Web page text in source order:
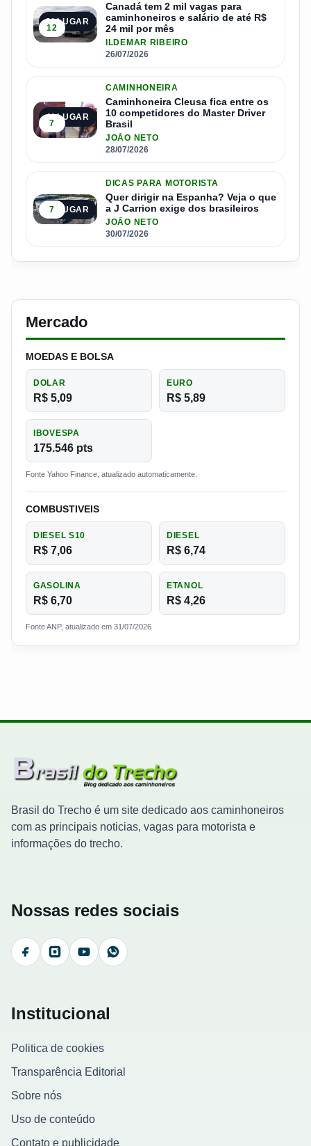
3º LUGAR
12
Canadá tem 2 mil vagas para
caminhoneiros e salário de até R$
24 mil por mês
ILDEMAR RIBEIRO
26/07/2026
4º LUGAR
7
CAMINHONEIRA
Caminhoneira Cleusa fica entre os
10 competidores do Master Driver
Brasil
JOÃO NETO
28/07/2026
5º LUGAR
7
DICAS PARA MOTORISTA
Quer dirigir na Espanha? Veja o que
a J Carrion exige dos brasileiros
JOÃO NETO
30/07/2026
Mercado
MOEDAS E BOLSA
DOLAR
R$ 5,09
EURO
R$ 5,89
IBOVESPA
175.546 pts
Fonte Yahoo Finance, atualizado automaticamente.
COMBUSTIVEIS
DIESEL S10
R$ 7,06
DIESEL
R$ 6,74
GASOLINA
R$ 6,70
ETANOL
R$ 4,26
Fonte ANP, atualizado em 31/07/2026
Brasil do Trecho é um site dedicado aos caminhoneiros
com as principais noticias, vagas para motorista e
informações do trecho.
Nossas redes sociais
FacebookInstagramYouTubeWhatsApp
Institucional
Politica de cookies
Transparência Editorial
Sobre nós
Uso de conteúdo
Contato e publicidade